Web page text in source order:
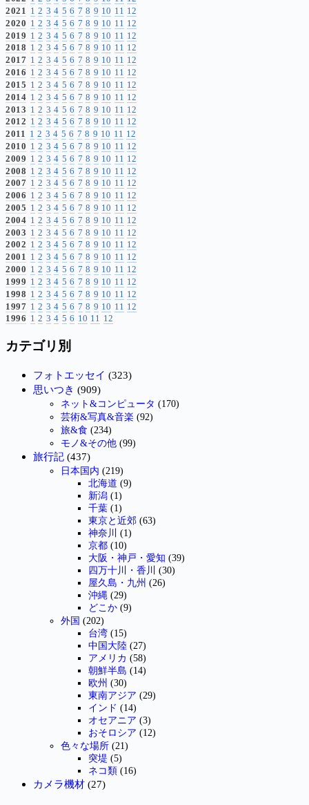
2021 1 2 3 4 5 6 7 8 9 10 11 12
2020 1 2 3 4 5 6 7 8 9 10 11 12
2019 1 2 3 4 5 6 7 8 9 10 11 12
2018 1 2 3 4 5 6 7 8 9 10 11 12
2017 1 2 3 4 5 6 7 8 9 10 11 12
2016 1 2 3 4 5 6 7 8 9 10 11 12
2015 1 2 3 4 5 6 7 8 9 10 11 12
2014 1 2 3 4 5 6 7 8 9 10 11 12
2013 1 2 3 4 5 6 7 8 9 10 11 12
2012 1 2 3 4 5 6 7 8 9 10 11 12
2011 1 2 3 4 5 6 7 8 9 10 11 12
2010 1 2 3 4 5 6 7 8 9 10 11 12
2009 1 2 3 4 5 6 7 8 9 10 11 12
2008 1 2 3 4 5 6 7 8 9 10 11 12
2007 1 2 3 4 5 6 7 8 9 10 11 12
2006 1 2 3 4 5 6 7 8 9 10 11 12
2005 1 2 3 4 5 6 7 8 9 10 11 12
2004 1 2 3 4 5 6 7 8 9 10 11 12
2003 1 2 3 4 5 6 7 8 9 10 11 12
2002 1 2 3 4 5 6 7 8 9 10 11 12
2001 1 2 3 4 5 6 7 8 9 10 11 12
2000 1 2 3 4 5 6 7 8 9 10 11 12
1999 1 2 3 4 5 6 7 8 9 10 11 12
1998 1 2 3 4 5 6 7 8 9 10 11 12
1997 1 2 3 4 5 6 7 8 9 10 11 12
1996 1 2 3 4 5 6 10 11 12
カテゴリ別
フォトエッセイ (323)
思いつき (909)
ネット&コンピュータ (170)
芸術&写真&音楽 (92)
旅&食 (234)
モノ&その他 (99)
旅行記 (437)
日本国内 (219)
北海道 (9)
新潟 (1)
千葉 (1)
東京と近郊 (63)
神奈川
(1)
京都 (10)
大阪・神戸・愛知 (39)
四万十川・香川
(30)
屋久島・九州 (26)
沖縄 (29)
どこか (9)
外国 (202)
台湾 (15)
中国大陸 (27)
アメリカ (58)
朝鮮半島 (14)
欧州 (30)
東南アジア (29)
インド (14)
オセアニア (3)
おそロシア (12)
色々な場所 (21)
突堤 (5)
ネコ類 (16)
カメラ機材 (27)